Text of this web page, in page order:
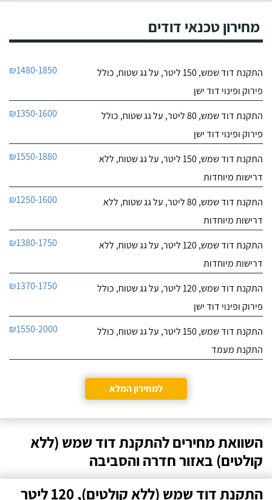
מחירון טכנאי דודים
התקנת דוד שמש, 150 ליטר, על גג שטוח, כולל
פירוק ופינוי דוד ישן
₪1480-1850
התקנת דוד שמש, 80 ליטר, על גג שטוח, כולל
פירוק ופינוי דוד ישן
₪1350-1600
התקנת דוד שמש, 150 ליטר, על גג שטוח, ללא
דרישות מיוחדות
₪1550-1880
התקנת דוד שמש, 80 ליטר, על גג שטוח, ללא
דרישות מיוחדות
₪1250-1600
התקנת דוד שמש, 120 ליטר, על גג שטוח, ללא
דרישות מיוחדות
₪1380-1750
התקנת דוד שמש, 120 ליטר, על גג שטוח, כולל
פירוק ופינוי דוד ישן
₪1370-1750
התקנת דוד שמש, 150 ליטר, על גג שטוח, כולל
התקנת מעמד
₪1550-2000
למחירון המלא
השוואת מחירים להתקנת דוד שמש (ללא
קולטים) באזור חדרה והסביבה
התקנת דוד שמש (ללא קולטים), 120 ליטר